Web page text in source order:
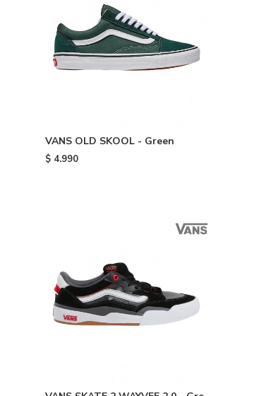
VANS OLD SKOOL - Green
$ 4.990